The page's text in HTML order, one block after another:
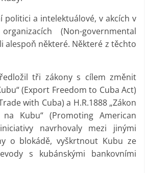
politici a intelektuálové, v akcích v
(Non-governmental
alespoň některé. Některé z těchto
tři zákony s cílem změnit
(Export Freedom to Cuba Act)
with Cuba) a H.R.1888 „Zákon
Kubu“ (Promoting American
navrhovaly mezi jinými
o blokádě, vyškrtnout Kubu ze
s kubánskými bankovními